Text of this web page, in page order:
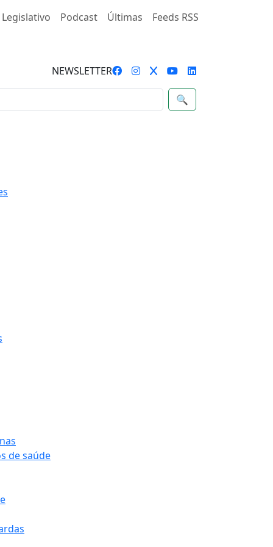
Legislativo Podcast Últimas Feeds RSS
NEWSLETTER
🔍
de saúde